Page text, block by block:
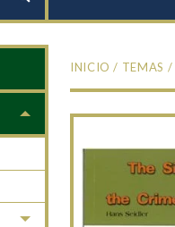
INICIO / TEMAS /